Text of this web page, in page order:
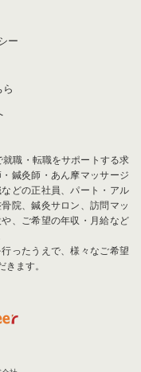
ー
ら
職・転職をサポートする求
鍼灸師・あん摩マッサージ
どの正社員、パート・アル
院、鍼灸サロン、訪問マッ
、ご希望の年収・月給など
ったうえで、様々なご希望
ます。